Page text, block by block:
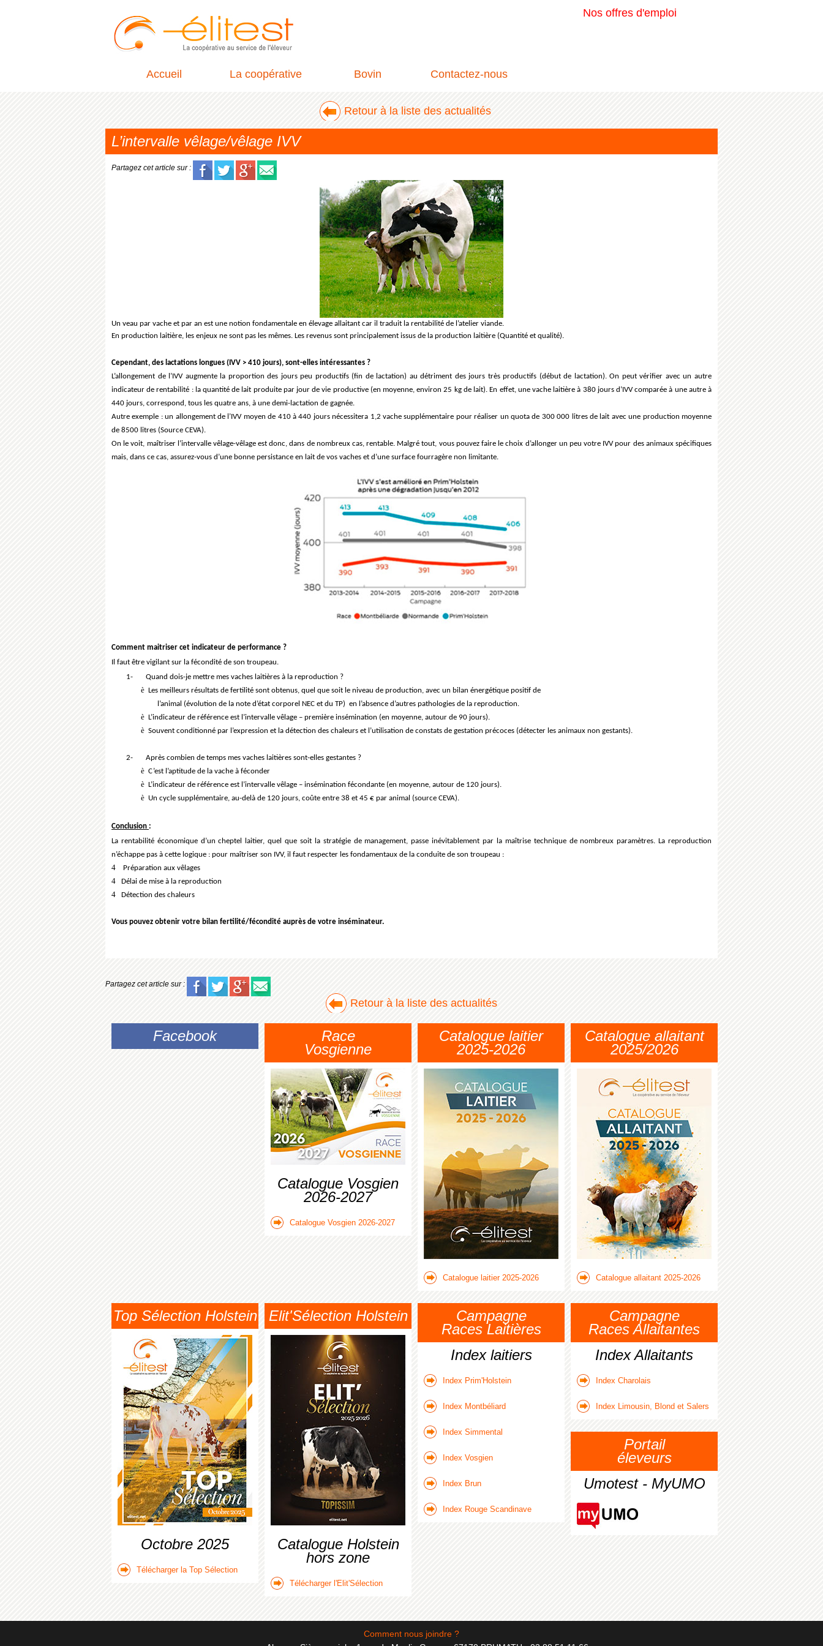
Nos offres d'emploi
Accueil La coopérative Bovin Contactez-nous
Retour à la liste des actualités
L’intervalle vêlage/vêlage IVV
Partagez cet article sur :
Un veau par vache et par an est une notion fondamentale en élevage allaitant car il traduit la rentabilité de l’atelier viande.
En production laitière, les enjeux ne sont pas les mêmes. Les revenus sont principalement issus de la production laitière (Quantité et qualité).
Cependant, des lactations longues (IVV > 410 jours), sont-elles intéressantes ?
L’allongement de l’IVV augmente la proportion des jours peu productifs (fin de lactation) au détriment des jours très productifs (début de lactation). On peut vérifier avec un autre
indicateur de rentabilité : la quantité de lait produite par jour de vie productive (en moyenne, environ 25 kg de lait). En effet, une vache laitière à 380 jours d’IVV comparée à une autre à
440 jours, correspond, tous les quatre ans, à une demi-lactation de gagnée.
Autre exemple : un allongement de l’IVV moyen de 410 à 440 jours nécessitera 1,2 vache supplémentaire pour réaliser un quota de 300 000 litres de lait avec une production moyenne
de 8500 litres (Source CEVA).
On le voit, maîtriser l’intervalle vêlage-vêlage est donc, dans de nombreux cas, rentable. Malgré tout, vous pouvez faire le choix d’allonger un peu votre IVV pour des animaux spécifiques
mais, dans ce cas, assurez-vous d’une bonne persistance en lait de vos vaches et d’une surface fourragère non limitante.
Comment maitriser cet indicateur de performance ?
Il faut être vigilant sur la fécondité de son troupeau.
1-
Quand dois-je mettre mes vaches laitières à la reproduction ?
è Les meilleurs résultats de fertilité sont obtenus, quel que soit le niveau de production, avec un bilan énergétique positif de
l’animal (évolution de la note d’état corporel NEC et du TP) en l’absence d’autres pathologies de la reproduction.
è L’indicateur de référence est l’intervalle vêlage – première insémination (en moyenne, autour de 90 jours).
è Souvent conditionné par l’expression et la détection des chaleurs et l’utilisation de constats de gestation précoces (détecter les animaux non gestants).
2- Après combien de temps mes vaches laitières sont-elles gestantes ?
è C’est l’aptitude de la vache à féconder
è L’indicateur de référence est l’intervalle vêlage – insémination fécondante (en moyenne, autour de 120 jours).
è Un cycle supplémentaire, au-delà de 120 jours, coûte entre 38 et 45 € par animal (source CEVA).
Conclusion :
La rentabilité économique d’un cheptel laitier, quel que soit la stratégie de management, passe inévitablement par la maîtrise technique de nombreux paramètres. La reproduction
n’échappe pas à cette logique : pour maîtriser son IVV, il faut respecter les fondamentaux de la conduite de son troupeau :
4 Préparation aux vêlages
4 Délai de mise à la reproduction
4 Détection des chaleurs
Vous pouvez obtenir votre bilan fertilité/fécondité auprès de votre inséminateur.
Partagez cet article sur :
Retour à la liste des actualités
Facebook
Race
Vosgienne
Catalogue Vosgien
2026-2027
Catalogue Vosgien 2026-2027
Catalogue laitier
2025-2026
Catalogue laitier 2025-2026
Catalogue allaitant
2025/2026
Catalogue allaitant 2025-2026
Top Sélection Holstein
Octobre 2025
Télécharger la Top Sélection
Elit'Sélection Holstein
Catalogue Holstein
hors zone
Télécharger l'Elit'Sélection
Campagne
Races Laitières
Index laitiers
Index Prim'Holstein
Index Montbéliard
Index Simmental
Index Vosgien
Index Brun
Index Rouge Scandinave
Campagne
Races Allaitantes
Index Allaitants
Index Charolais
Index Limousin, Blond et Salers
Portail
éleveurs
Umotest - MyUMO
Comment nous joindre ?